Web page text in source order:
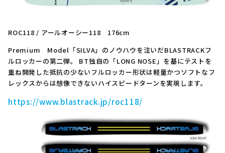
ROC118 / アールオーシー118 176cm
Premium Model「SILVA」のノウハウを注いだBLASTRACKフ
ルロッカーの第二弾。 BT独自の「LONG NOSE」を基にテストを
重ね開発した抵抗の少ないフルロッカー形状は軽量かつソフトなフ
レックスからは想像できないハイスピードターンを実現します。
https://www.blastrack.jp/roc118/